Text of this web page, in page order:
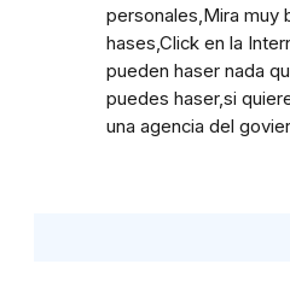
personales,Mira muy
hases,Click en la
pueden haser nada
puedes haser,si
una agencia del